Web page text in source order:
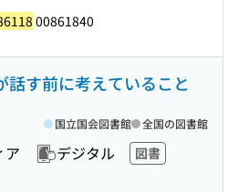
00861840
話す前に考えていること
ア デジタル
図書
国立国会図書館 全国の図書館